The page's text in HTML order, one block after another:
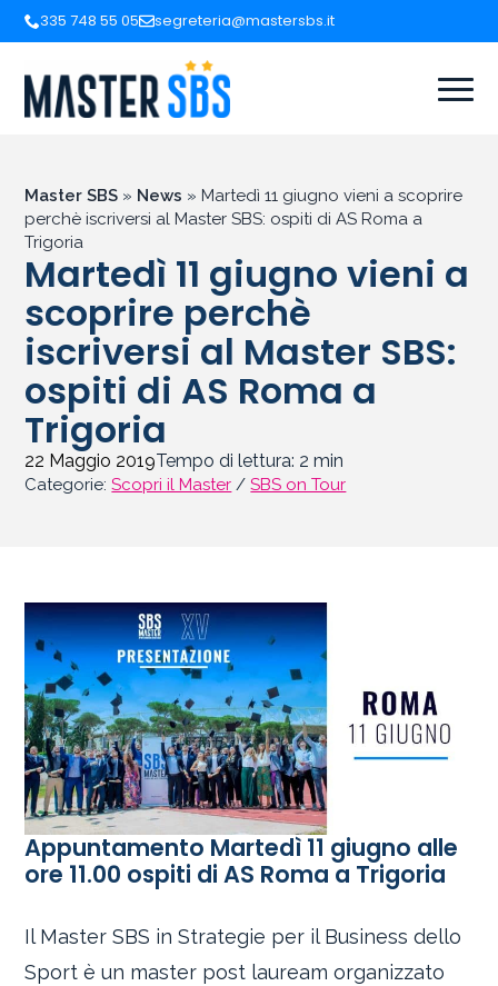
335 748 55 05 segreteria@mastersbs.it
Master SBS » News » Martedì 11 giugno vieni a scoprire
perchè iscriversi al Master SBS: ospiti di AS Roma a
Trigoria
Martedì 11 giugno vieni a
scoprire perchè
iscriversi al Master SBS:
ospiti di AS Roma a
Trigoria
22 Maggio 2019Tempo di lettura: 2 min
Categorie:Scopri il Master /SBS on Tour
Appuntamento Martedì 11 giugno alle
ore 11.00 ospiti di AS Roma a Trigoria
Il Master SBS in Strategie per il Business dello
Sport è un master post lauream organizzato